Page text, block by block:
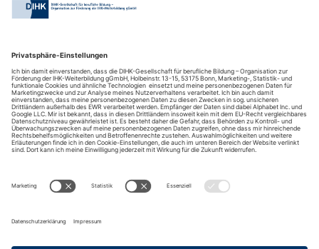
Kästle erläutert ihren Transformationsprozess.
DIHK-Bildungs-gGmbH
Besuchen Sie auch: